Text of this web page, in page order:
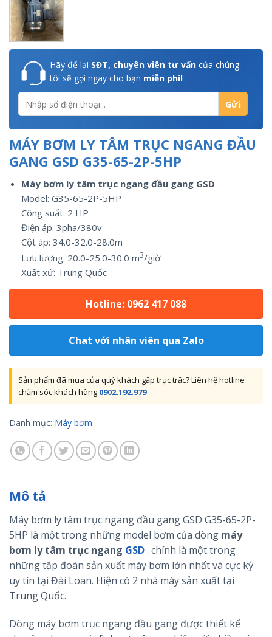
Hãy để lại SĐT, chuyên viên tư vấn của chúng
tôi sẽ gọi ngay cho bạn miễn phí!
MÁY BƠM LY TÂM TRỤC NGANG ĐẦU
GANG GSD G35-65-2P-5HP
Máy bơm ly tâm trục ngang đầu gang GSD
Model: G35-65-2P-5HP
Công suất: 2 HP
Điện áp: 3pha/380v
Cột áp: 34.0-32.0-28.0m
Lưu lượng: 20.0-25.0-30.0 m3/giờ
Xuất xứ: Trung Quốc
Hotline: 0962 417 088
Chat với nhân viên qua Zalo
Sản phẩm đã mua của quý khách gặp trục trặc? Liên hệ hotline
chăm sóc khách hàng 0902.192.979
Danh mục: Máy bơm
Mô tả
Máy bơm ly tâm trục ngang đầu gang GSD G35-65-2P-
5HP là một trong những model bơm của dòng máy
bơm ly tâm trục ngang GSD. chính là một trong
những tập đoàn sản xuất máy bơm lớn nhất và cực kỳ
uy tín tại Đài Loan. Hiện có 2 nhà máy sản xuất tại
Trung Quốc.
Dòng máy bơm trục ngang đầu gang được thiết kế